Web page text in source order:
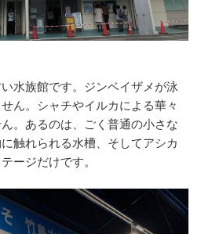
水族館です。ジンベイザメが泳
ん。シャチやイルカによる華々
。あるのは、ごく普通の小さな
触れられる水槽、そしてアシカ
ージだけです。